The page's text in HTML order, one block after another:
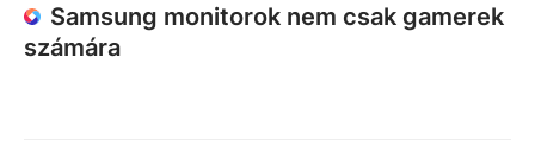
Samsung monitorok nem csak gamerek
számára